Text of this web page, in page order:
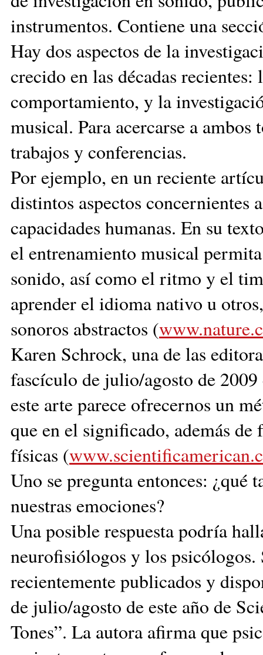
instrumentos. Contiene una
Hay dos aspectos de la
crecido en las décadas
comportamiento, y la
musical. Para acercarse a
trabajos y conferencias.
Por ejemplo, en un reciente
distintos aspectos concernientes
capacidades humanas. En su
el entrenamiento musical
sonido, así como el ritmo y el
aprender el idioma nativo u
sonoros abstractos (
Karen Schrock, una de las
fascículo de julio/agosto de
este arte parece ofrecernos un
que en el significado, además
físicas (
Uno se pregunta entonces: ¿qué
nuestras emociones?
Una posible respuesta podría
neurofisiólogos y los
recientemente publicados y
de julio/agosto de este año de
Tones”. La autora afirma que